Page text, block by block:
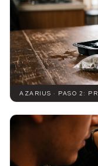
AZARIUS · PASO 2: